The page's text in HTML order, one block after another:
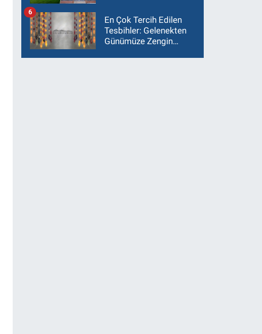
En Çok Tercih Edilen
Tesbihler: Gelenekten
Günümüze Zengin
6